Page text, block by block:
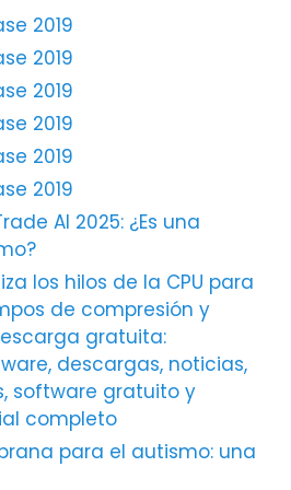
2019
2019
2019
2019
2019
2019
AI 2025: ¿Es una
los hilos de la CPU para
de compresión y
gratuita:
descargas, noticias,
software gratuito y
completo
para el autismo: una